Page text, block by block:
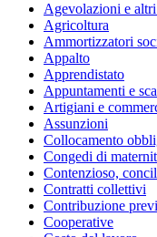
Agevolazioni e
Agricoltura
Ammortizzatori
Appalto
Apprendistato
Appuntamenti e
Artigiani e
Assunzioni
Collocamento
Congedi di
Contenzioso,
Contratti collettivi
Contribuzione
Cooperative